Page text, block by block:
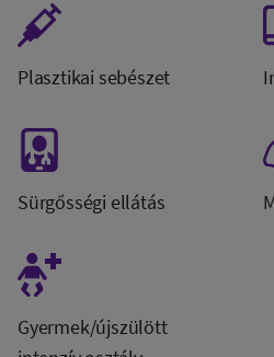
Plasztikai sebészet
Sürgősségi ellátás
Gyermek/újszülött